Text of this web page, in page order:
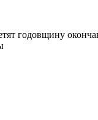
годовщину